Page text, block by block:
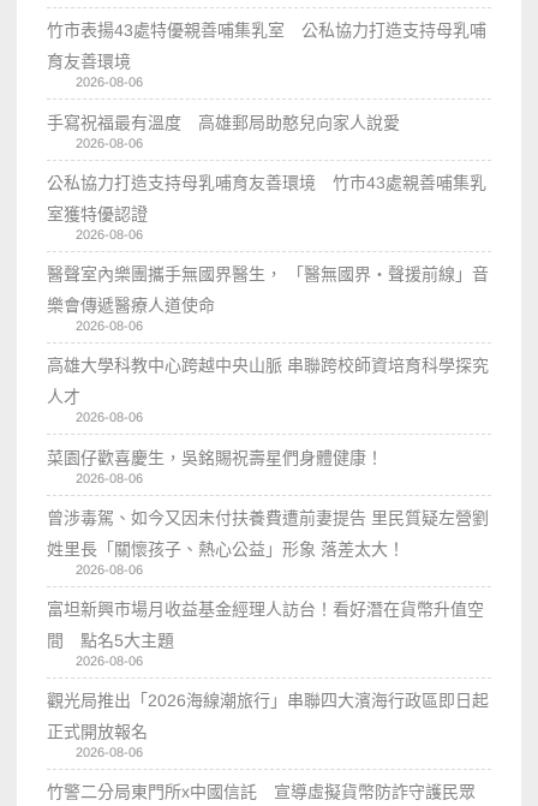
竹市表揚43處特優親善哺集乳室 公私協力打造支持母乳哺
育友善環境
2026-08-06
手寫祝福最有溫度 高雄郵局助憨兒向家人說愛
2026-08-06
公私協力打造支持母乳哺育友善環境 竹市43處親善哺集乳
室獲特優認證
2026-08-06
醫聲室內樂團攜手無國界醫生， 「醫無國界・聲援前線」音
樂會傳遞醫療人道使命
2026-08-06
高雄大學科教中心跨越中央山脈 串聯跨校師資培育科學探究
人才
2026-08-06
菜園仔歡喜慶生，吳銘賜祝壽星們身體健康！
2026-08-06
曾涉毒駕、如今又因未付扶養費遭前妻提告 里民質疑左營劉
姓里長「關懷孩子、熱心公益」形象 落差太大！
2026-08-06
富坦新興市場月收益基金經理人訪台！看好潛在貨幣升值空
間 點名5大主題
2026-08-06
觀光局推出「2026海線潮旅行」串聯四大濱海行政區即日起
正式開放報名
2026-08-06
竹警二分局東門所x中國信託 宣導虛擬貨幣防詐守護民眾